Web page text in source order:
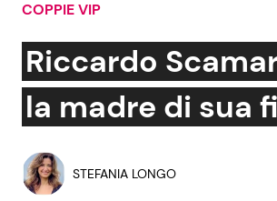
Social News
News dal mondo
COPPIE VIP
Riccardo
la madre di sua
STEFANIA LONGO